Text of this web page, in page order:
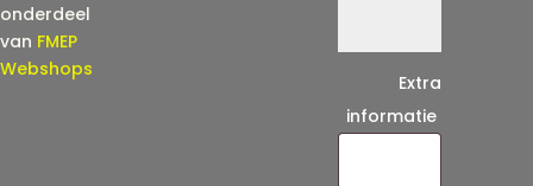
onderdeel
van FMEP
Webshops
Extra
informatie